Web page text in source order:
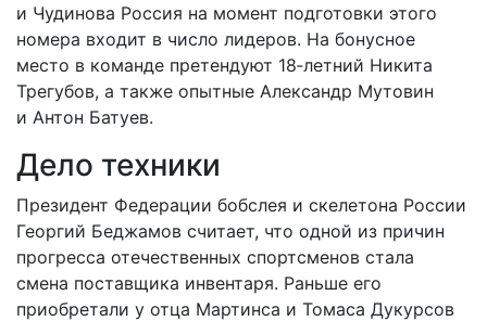
и Чудинова Россия на момент подготовки этого
номера входит в число лидеров. На бонусное
место в команде претендуют 18‑летний Никита
Трегубов, а также опытные Александр Мутовин
и Антон Батуев.
Дело техники
Президент Федерации бобслея и скелетона России
Георгий Беджамов считает, что одной из причин
прогресса отечественных спортсменов стала
смена поставщика инвентаря. Раньше его
приобретали у отца Мартинса и Томаса Дукурсов